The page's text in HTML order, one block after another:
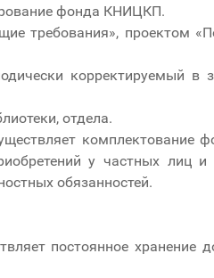
фонда КНИЦКП.
требования», проектом
корректируемый в
отдела.
у частных лиц
обязанностей.
постоянное хранение